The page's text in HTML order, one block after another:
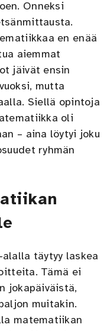
Onneksi
en enää
aiemmat
jäivät ensin
mutta
Siellä opintoja
oli
– aina löytyi joku
ryhmän
täytyy laskea
Tämä ei
jokapäiväistä,
muitakin.
matematiikan